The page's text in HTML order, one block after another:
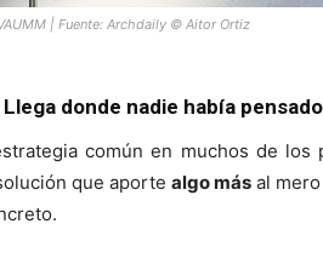
| Fuente: Archdaily © Aitor Ortiz
donde nadie había
común en muchos de
que aporte algo más al